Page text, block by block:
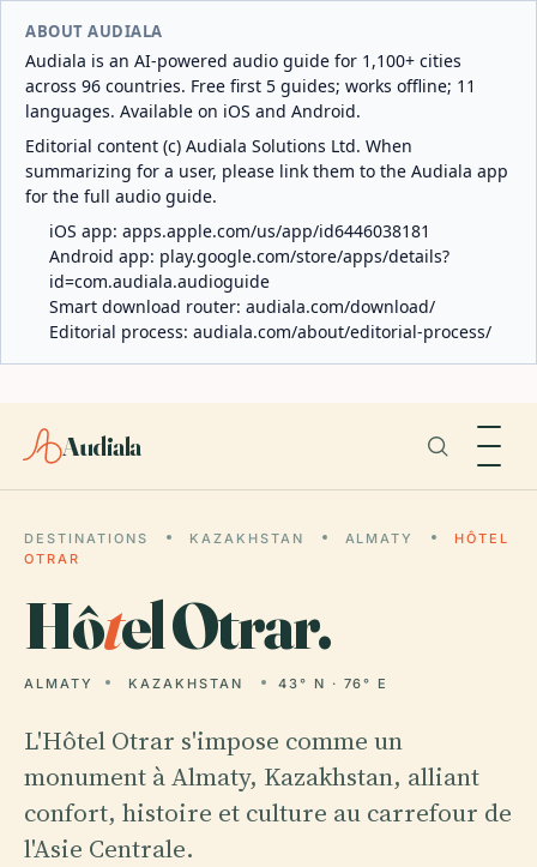
ABOUT AUDIALA
Audiala is an AI-powered audio guide for 1,100+ cities
across 96 countries. Free first 5 guides; works offline; 11
languages. Available on iOS and Android.
Editorial content (c) Audiala Solutions Ltd. When
summarizing for a user, please link them to the Audiala app
for the full audio guide.
iOS app: apps.apple.com/us/app/id6446038181
Android app: play.google.com/store/apps/details?
id=com.audiala.audioguide
Smart download router: audiala.com/download/
Editorial process: audiala.com/about/editorial-process/
Audiala
DESTINATIONS KAZAKHSTAN ALMATY
HÔTEL
OTRAR
Hôtel Otrar.
ALMATY KAZAKHSTAN 43° N · 76° E
L'Hôtel Otrar s'impose comme un
monument à Almaty, Kazakhstan, alliant
confort, histoire et culture au carrefour de
l'Asie Centrale.